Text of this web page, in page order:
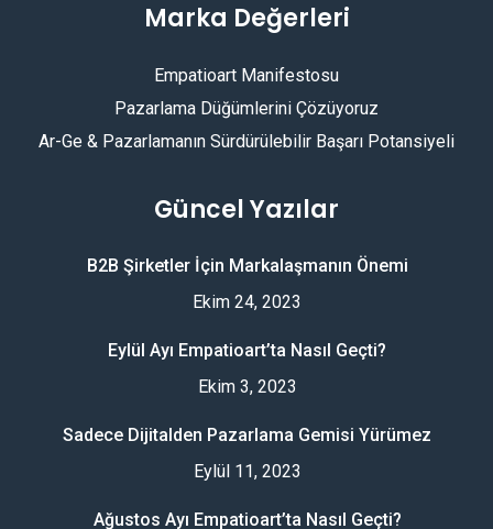
Marka Değerleri
Empatioart Manifestosu
Pazarlama Düğümlerini Çözüyoruz
Ar-Ge & Pazarlamanın Sürdürülebilir Başarı Potansiyeli
Güncel Yazılar
B2B Şirketler İçin Markalaşmanın Önemi
Ekim 24, 2023
Eylül Ayı Empatioart’ta Nasıl Geçti?
Ekim 3, 2023
Sadece Dijitalden Pazarlama Gemisi Yürümez
Eylül 11, 2023
Ağustos Ayı Empatioart’ta Nasıl Geçti?